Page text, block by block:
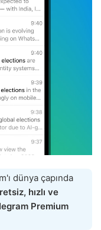
dünya çapında
hızlı ve
Premium